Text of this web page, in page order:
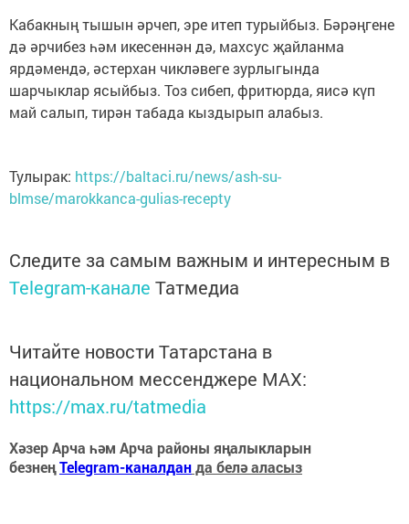
Кабакның тышын әрчеп, эре итеп турыйбыз. Бәрәңгене
дә әрчибез һәм икесеннән дә, махсус җайланма
ярдәмендә, әстерхан чикләвеге зурлыгында
шарчыклар ясыйбыз. Тоз сибеп, фритюрда, яисә күп
май салып, тирән табада кыздырып алабыз.
Тулырак: https://baltaci.ru/news/ash-su-
blmse/marokkanca-gulias-recepty
Следите за самым важным и интересным в
Telegram-канале Татмедиа
Читайте новости Татарстана в
национальном мессенджере MАХ:
https://max.ru/tatmedia
Хәзер Арча һәм Арча районы яңалыкларын
безнеңTelegram-каналданда белә аласыз